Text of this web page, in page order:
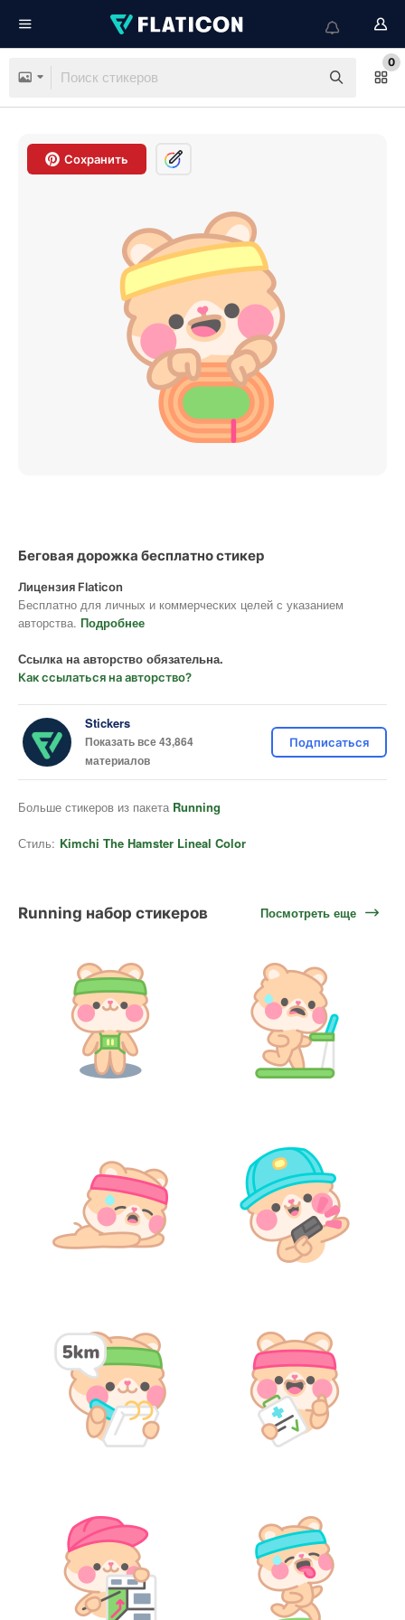
0
Сохранить
Беговая дорожка бесплатно стикер
Лицензия Flaticon
Бесплатно для личных и коммерческих целей с указанием
авторства. Подробнее
Ссылка на авторство обязательна.
Как ссылаться на авторство?
Stickers
Показать все 43,864
материалов
Подписаться
Больше стикеров из пакета Running
Стиль: Kimchi The Hamster Lineal Color
Running набор стикеров Посмотреть еще